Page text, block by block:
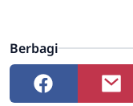
Berbagi